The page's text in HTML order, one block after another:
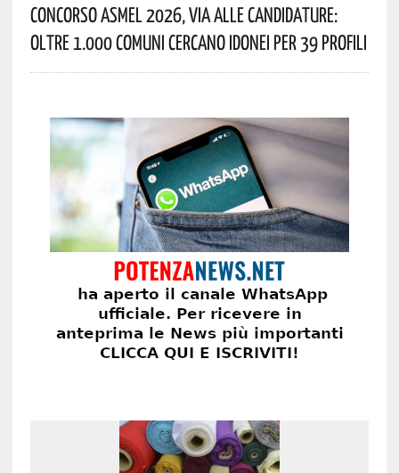
Concorso Asmel 2026, Via Alle Candidature:
Oltre 1.000 Comuni Cercano Idonei Per 39 Profili